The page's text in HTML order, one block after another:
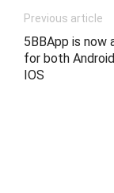
Previous article
5BBApp is now
for both
IOS